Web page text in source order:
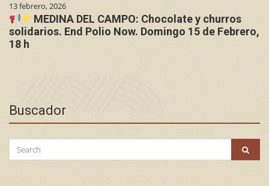
13 febrero, 2026
MEDINA DEL CAMPO: Chocolate y churros
solidarios. End Polio Now. Domingo 15 de Febrero,
18 h
Buscador
Search
for: